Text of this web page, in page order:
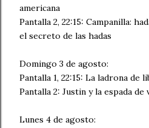
americana
Pantalla 2, 22:15: Campanilla:
el secreto de las hadas
Domingo 3 de agosto:
Pantalla 1, 22:15: La ladrona de
Pantalla 2: Justin y la espada de
Lunes 4 de agosto: